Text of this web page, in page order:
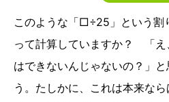
このような「□÷25」という割
って計算していますか？ 「え
はできないんじゃないの？」
う。たしかに、これは本来な